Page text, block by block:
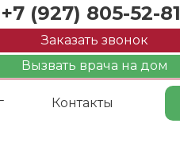
+7 (927) 805-52-81
Заказать звонок
Вызвать врача на дом
Контакты